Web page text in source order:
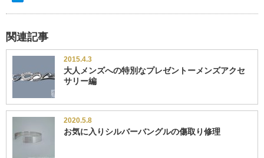
関連記事
2015.4.3
大人メンズへの特別なプレゼントーメンズアクセ
サリー編
2020.5.8
お気に入りシルバーバングルの傷取り修理